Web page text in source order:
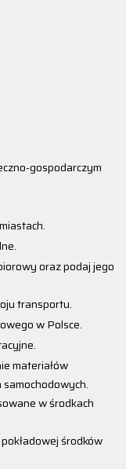
gospodarczym
oraz podaj jego
transportu.
w Polsce.
materiałów
w środkach
środków